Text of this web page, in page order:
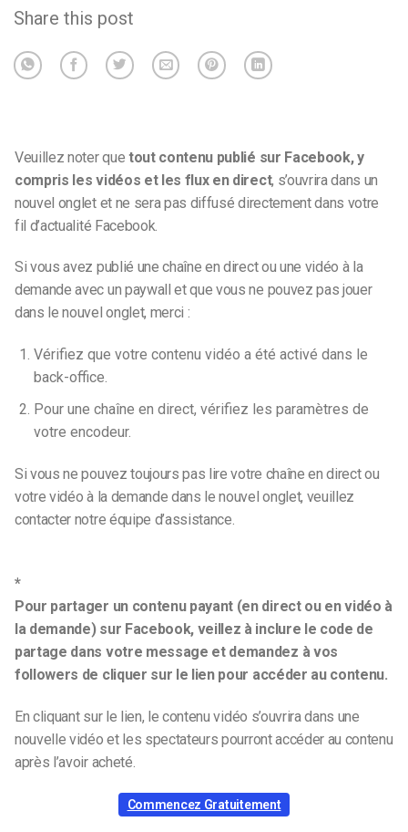
Share this post
Veuillez noter que tout contenu publié sur Facebook, y
compris les vidéos et les flux en direct, s’ouvrira dans un
nouvel onglet et ne sera pas diffusé directement dans votre
fil d’actualité Facebook
Si vous avez publié une chaîne en direct ou une vidéo à la
demande avec un paywall et que vous ne pouvez pas jouer
dans le nouvel onglet, merci :
Vérifiez que votre contenu vidéo a été activé dans le
back-office.
Pour une chaîne en direct, vérifiez les paramètres de
votre encodeur.
Si vous ne pouvez toujours pas lire votre chaîne en direct ou
votre vidéo à la demande dans le nouvel onglet, veuillez
contacter notre équipe d’assistance.
*
Pour partager un contenu payant (en direct ou en vidéo à
la demande) sur Facebook, veillez à inclure le code de
partage dans votre message et demandez à vos
followers de cliquer sur le lien pour accéder au contenu.
En cliquant sur le lien, le contenu vidéo s’ouvrira dans une
nouvelle vidéo et les spectateurs pourront accéder au contenu
après l’avoir acheté.
Commencez Gratuitement